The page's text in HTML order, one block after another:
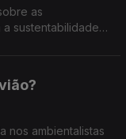
as
sustentabilidade
nos ambientalistas